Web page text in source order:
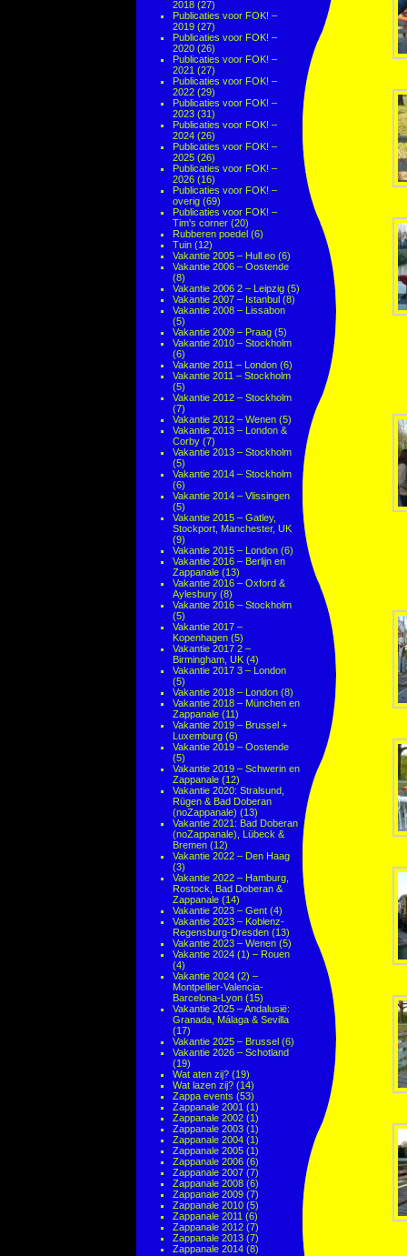
2018 (27)
Publicaties voor FOK! –
2019 (27)
Publicaties voor FOK! –
2020 (26)
Publicaties voor FOK! –
2021 (27)
Publicaties voor FOK! –
2022 (29)
Publicaties voor FOK! –
2023 (31)
Publicaties voor FOK! –
2024 (26)
Publicaties voor FOK! –
2025 (26)
Publicaties voor FOK! –
2026 (16)
Publicaties voor FOK! –
overig (69)
Publicaties voor FOK! –
Tim's corner (20)
Rubberen poedel (6)
Tuin (12)
Vakantie 2005 – Hull eo (6)
Vakantie 2006 – Oostende
(8)
Vakantie 2006 2 – Leipzig (5)
Vakantie 2007 – Istanbul (8)
Vakantie 2008 – Lissabon
(5)
Vakantie 2009 – Praag (5)
Vakantie 2010 – Stockholm
(6)
Vakantie 2011 – London (6)
Vakantie 2011 – Stockholm
(5)
Vakantie 2012 – Stockholm
(7)
Vakantie 2012 – Wenen (5)
Vakantie 2013 – London &
Corby (7)
Vakantie 2013 – Stockholm
(5)
Vakantie 2014 – Stockholm
(6)
Vakantie 2014 – Vlissingen
(5)
Vakantie 2015 – Gatley,
Stockport, Manchester, UK
(9)
Vakantie 2015 – London (6)
Vakantie 2016 – Berlijn en
Zappanale (13)
Vakantie 2016 – Oxford &
Aylesbury (8)
Vakantie 2016 – Stockholm
(5)
Vakantie 2017 –
Kopenhagen (5)
Vakantie 2017 2 –
Birmingham, UK (4)
Vakantie 2017 3 – London
(5)
Vakantie 2018 – London (8)
Vakantie 2018 – München en
Zappanale (11)
Vakantie 2019 – Brussel +
Luxemburg (6)
Vakantie 2019 – Oostende
(5)
Vakantie 2019 – Schwerin en
Zappanale (12)
Vakantie 2020: Stralsund,
Rügen & Bad Doberan
(noZappanale) (13)
Vakantie 2021: Bad Doberan
(noZappanale), Lübeck &
Bremen (12)
Vakantie 2022 – Den Haag
(3)
Vakantie 2022 – Hamburg,
Rostock, Bad Doberan &
Zappanale (14)
Vakantie 2023 – Gent (4)
Vakantie 2023 – Koblenz-
Regensburg-Dresden (13)
Vakantie 2023 – Wenen (5)
Vakantie 2024 (1) – Rouen
(4)
Vakantie 2024 (2) –
Montpellier-Valencia-
Barcelona-Lyon (15)
Vakantie 2025 – Andalusië:
Granada, Málaga & Sevilla
(17)
Vakantie 2025 – Brussel (6)
Vakantie 2026 – Schotland
(19)
Wat aten zij? (19)
Wat lazen zij? (14)
Zappa events (53)
Zappanale 2001 (1)
Zappanale 2002 (1)
Zappanale 2003 (1)
Zappanale 2004 (1)
Zappanale 2005 (1)
Zappanale 2006 (6)
Zappanale 2007 (7)
Zappanale 2008 (6)
Zappanale 2009 (7)
Zappanale 2010 (5)
Zappanale 2011 (6)
Zappanale 2012 (7)
Zappanale 2013 (7)
Zappanale 2014 (8)